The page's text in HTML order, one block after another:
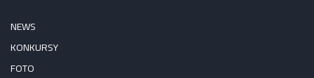
NEWS
KONKURSY
FOTO